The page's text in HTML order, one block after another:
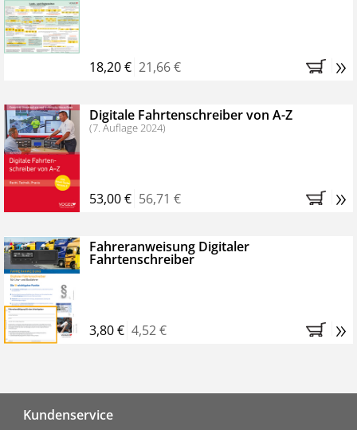
Bestellen Sie jetzt das VerkehrsRundschau Profipaket im
Kennenlern-Abo für zwei Monate (inkl. der derzeitig
Monaten brauchen Sie nichts weiter tun, das
Abonnement endet automatisch, es entstehen keine
weiteren Verpflichtungen.
18,20 € 21,66 € »
Digitale Fahrtenschreiber von A-Z
(7. Auflage 2024)
53,00 € 56,71 € »
Fahreranweisung Digitaler
Fahrtenschreiber
3,80 € 4,52 € »
Kundenservice